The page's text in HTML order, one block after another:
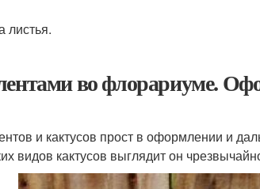
листья.
во флорариуме.
и кактусов прост в оформлении и
видов кактусов выглядит он